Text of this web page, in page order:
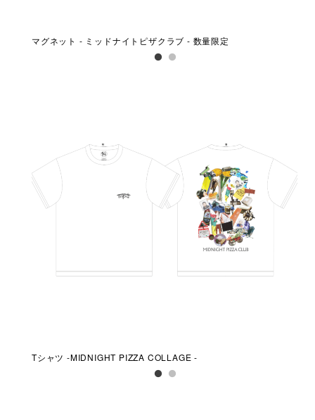
マグネット - ミッドナイトピザクラブ - 数量限定
Tシャツ -MIDNIGHT PIZZA COLLAGE -